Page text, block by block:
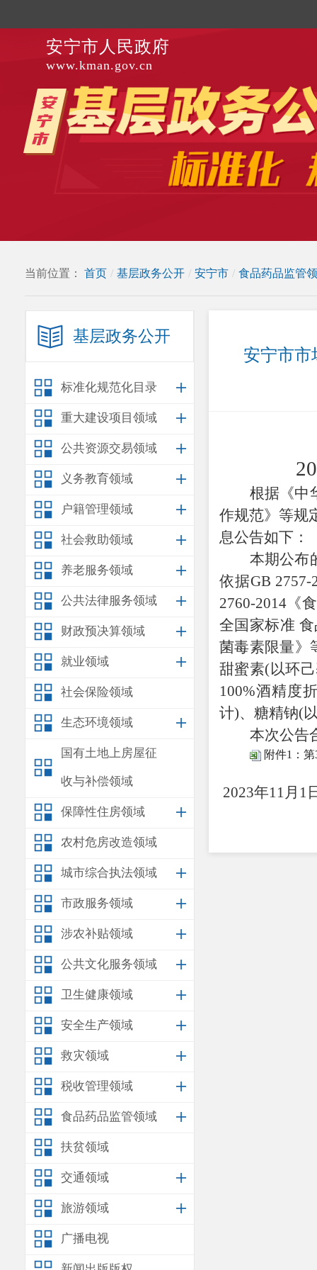
安宁市人民政府
www.kman.gov.cn
当前位置： 首页 / 基层政务公开 / 安宁市 / 食品药品监管
基层政务公开
标准化规范化目录
重大建设项目领域
公共资源交易领域
义务教育领域
户籍管理领域
社会救助领域
养老服务领域
公共法律服务领域
财政预决算领域
就业领域
社会保险领域
生态环境领域
国有土地上房屋征
收与补偿领域
保障性住房领域
农村危房改造领域
城市综合执法领域
市政服务领域
涉农补贴领域
公共文化服务领域
卫生健康领域
安全生产领域
救灾领域
税收管理领域
食品药品监管领域
扶贫领域
交通领域
旅游领域
广播电视
安宁市市
根据《中
作规范》等规
息公告如下：
本期公布
依据GB
2760-2014《
全国家标准
菌毒素限量》
甜蜜素(以环
100%酒精度
计)、糖精钠(
本次公告
附件1：
2023年11月 1